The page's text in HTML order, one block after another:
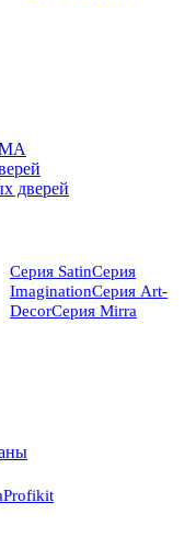
дверей
Серия SatinСерия
ImaginationСерия Art-
DeсorСерия Mirra
Profikit